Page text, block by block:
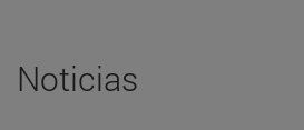
Noticias